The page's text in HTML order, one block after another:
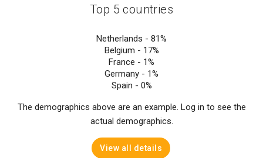
Top 5 countries
Netherlands - 81%
Belgium - 17%
France - 1%
Germany - 1%
Spain - 0%
The demographics above are an example. Log in to see the
actual demographics.
View all details